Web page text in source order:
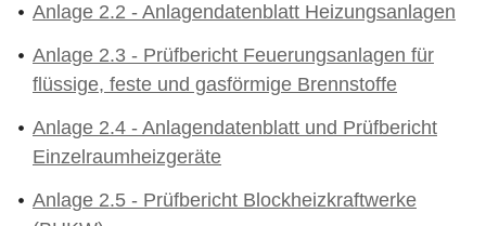
Anlage 2.2 - Anlagendatenblatt Heizungsanlagen
Anlage 2.3 - Prüfbericht Feuerungsanlagen für
flüssige, feste und gasförmige Brennstoffe
Anlage 2.4 - Anlagendatenblatt und Prüfbericht
Einzelraumheizgeräte
Anlage 2.5 - Prüfbericht Blockheizkraftwerke